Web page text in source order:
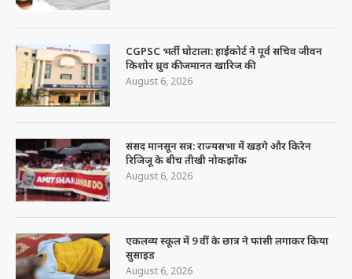
CGPSC भर्ती घोटाला: हाईकोर्ट ने पूर्व सचिव जीवन
किशोर ध्रुव की जमानत खारिज की
August 6, 2026
संसद मानसून सत्र: राज्यसभा में खड़गे और किरेन
रिजिजू के बीच तीखी नोकझोंक
August 6, 2026
एकलव्य स्कूल में 9 वीं के छात्र ने फांसी लगाकर किया
सुसाइड
August 6, 2026